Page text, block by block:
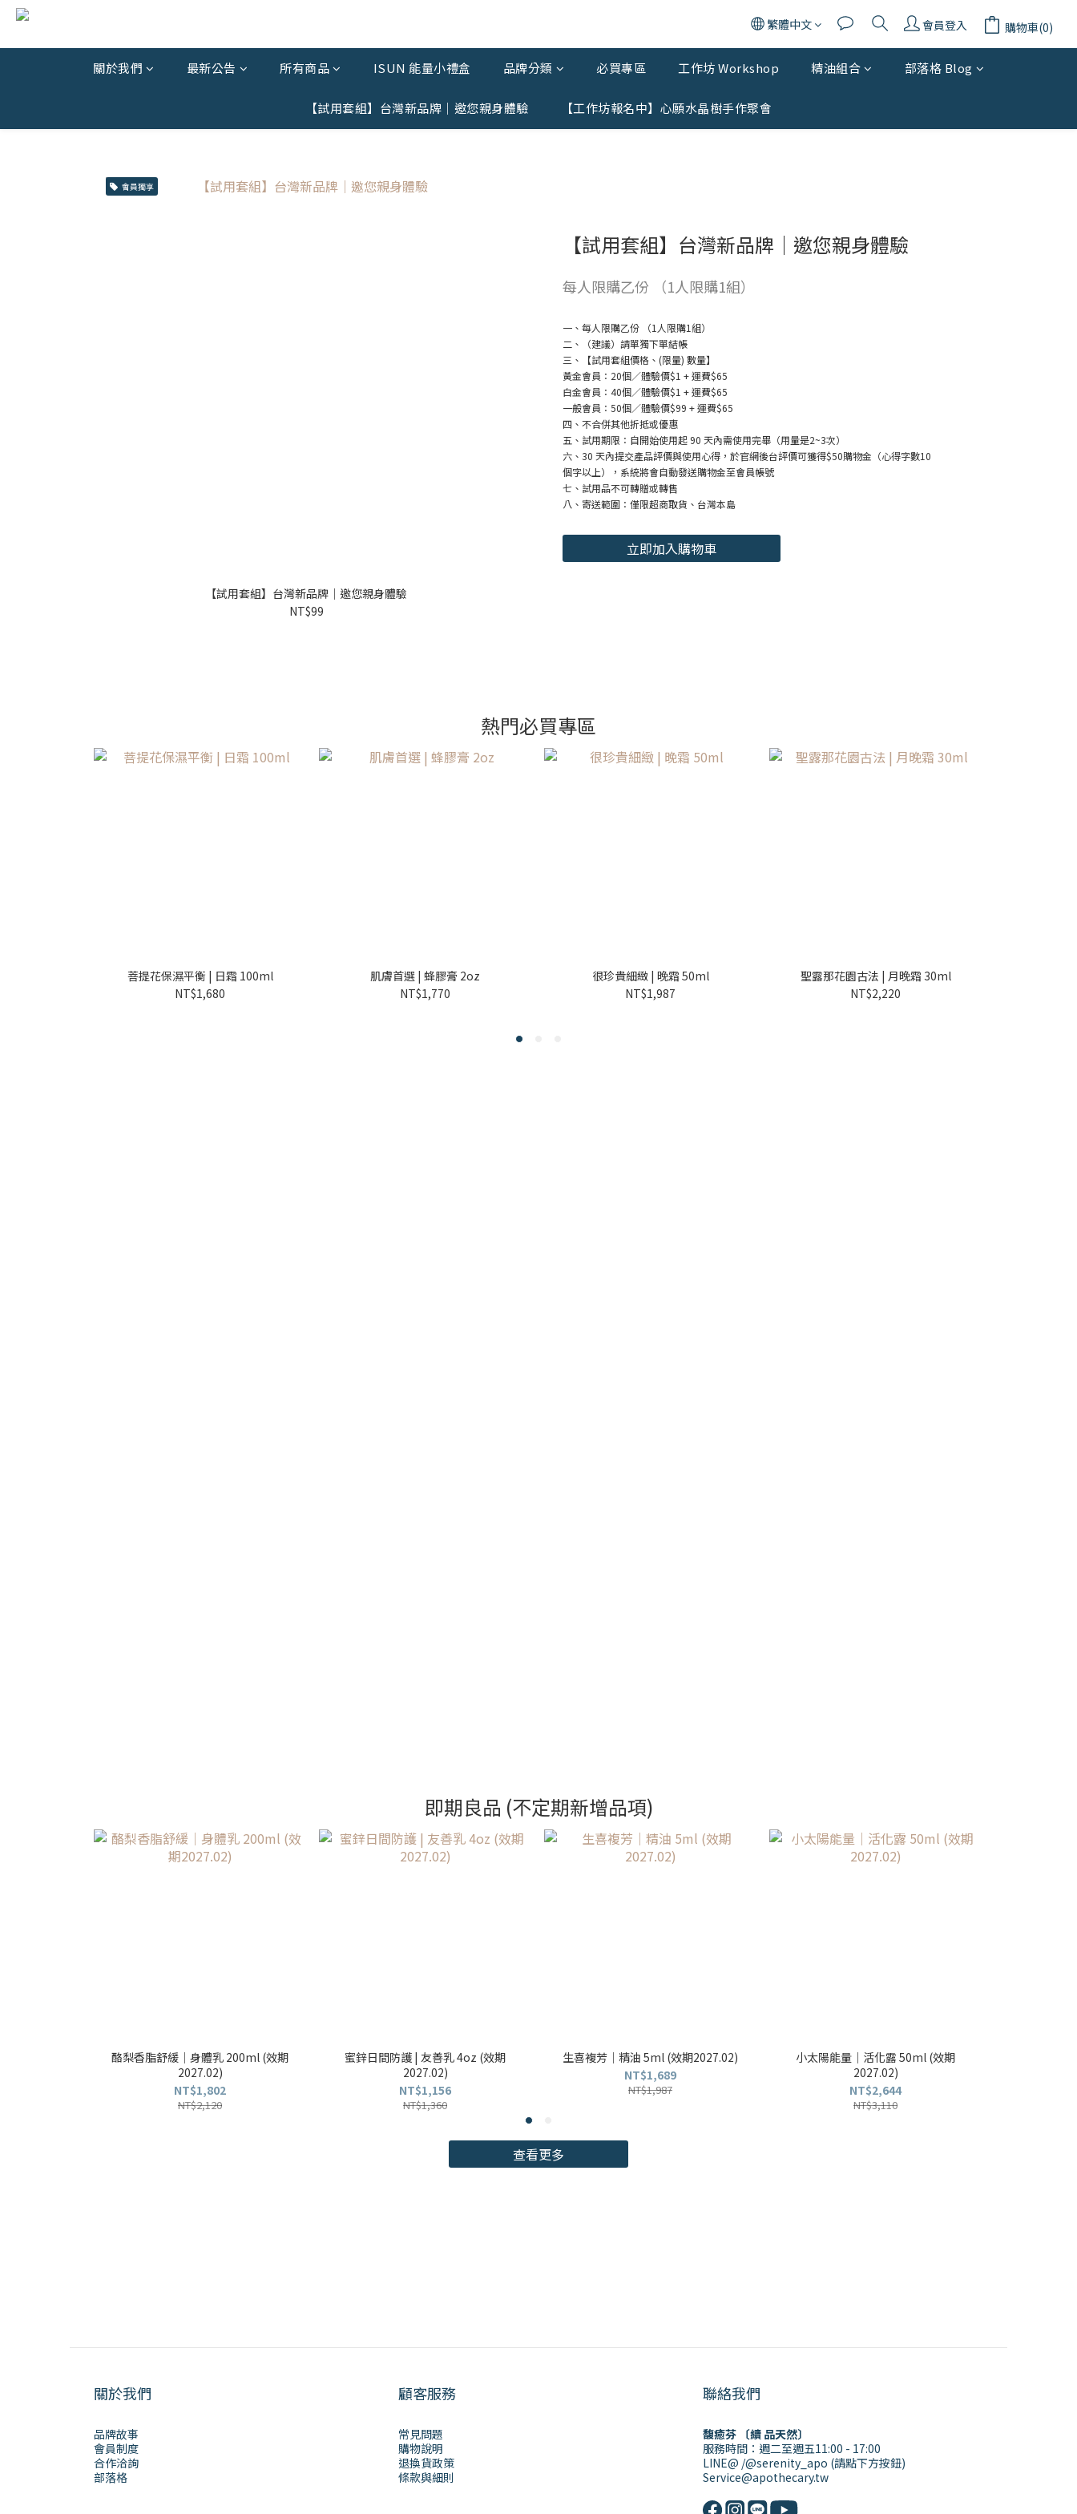
繁體中文 會員登入 購物車(0)
關於我們 最新公告 所有商品 ISUN 能量小禮盒 品牌分類 必買專區 工作坊 Workshop 精油組合 部落格 Blog
【試用套組】台灣新品牌｜邀您親身體驗 【工作坊報名中】心願水晶樹手作聚會
會員獨享
【試用套組】台灣新品牌｜邀您親身體驗
NT$99
【試用套組】台灣新品牌｜邀您親身體驗
每人限購乙份 （1人限購1組）
一、每人限購乙份 （1人限購1組）
二、（建議）請單獨下單結帳
三、【試用套組價格、(限量) 數量】
黃金會員：20個／體驗價$1 + 運費$65
白金會員：40個／體驗價$1 + 運費$65
一般會員：50個／體驗價$99 + 運費$65
四、不合併其他折抵或優惠
五、試用期限：自開始使用起 90 天內需使用完畢（用量是2~3次）
六、30 天內提交產品評價與使用心得，於官網後台評價可獲得$50購物金（心得字數10
個字以上），系統將會自動發送購物金至會員帳號
七、試用品不可轉贈或轉售
八、寄送範圍：僅限超商取貨、台灣本島
立即加入購物車
熱門必買專區
菩提花保濕平衡 | 日霜 100ml
NT$1,680
肌膚首選 | 蜂膠膏 2oz
NT$1,770
很珍貴細緻 | 晚霜 50ml
NT$1,987
聖露那花園古法 | 月晚霜 30ml
NT$2,220
即期良品 (不定期新增品項)
酪梨香脂舒緩｜身體乳 200ml (效期
2027.02)
NT$1,802
NT$2,120
蜜鋅日間防護 | 友善乳 4oz (效期
2027.02)
NT$1,156
NT$1,360
生喜複芳｜精油 5ml (效期2027.02)
NT$1,689
NT$1,987
小太陽能量｜活化露 50ml (效期
2027.02)
NT$2,644
NT$3,110
查看更多
關於我們
品牌故事
會員制度
合作洽詢
部落格
顧客服務
常見問題
購物說明
退換貨政策
條款與細則
聯絡我們
馥癒芬 〔續 品天然〕
服務時間：週二至週五11:00 - 17:00
LINE@ /@serenity_apo (請點下方按鈕)
Service@apothecary.tw